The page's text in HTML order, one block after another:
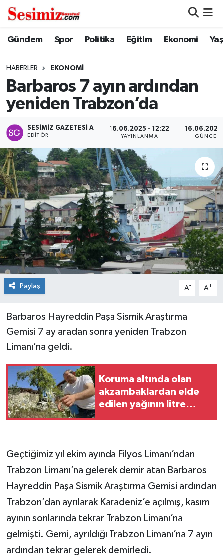
Gündem Spor Politika Eğitim Ekonomi
HABERLER EKONOMI
Barbaros 7 ayın ardından
yeniden Trabzon’da
SESIMIZ GAZETESI A
EDITÖR
16.06.2025 - 12:22
YAYINLANMA
Paylaş A- A+
Barbaros Hayreddin Paşa Sismik Araştırma
Gemisi 7 ay aradan sonra yeniden Trabzon
Limanı’na geldi.
Koruma altında olan
akzambaklardan elde
edilen yağının litre
Geçtiğimiz yıl ekim ayında Filyos Limanı’ndan
Trabzon Limanı’na gelerek demir atan Barbaros
Hayreddin Paşa Sismik Araştırma Gemisi ardından
Trabzon’dan ayrılarak Karadeniz’e açılmış, kasım
ayının sonlarında tekrar Trabzon Limanı’na
gelmişti. Gemi, ayrıldığı Trabzon Limanı’na 7 ayın
ardından tekrar gelerek demirledi.
Dünya
Ekonomi
Gündem
Magazin
Politika
Sağlık
Spor
Teknoloji
Tokat Haberleri
Yaşam
Nöbetçi Eczaneler
Namaz Vakitleri
Süper Lig Puan Durumu ve Fikstür
Tüm Manşetler
Son Dakika Haberleri
Haber Arşivi